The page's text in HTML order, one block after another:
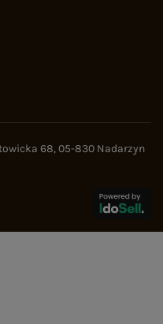
68,05-830 Nadarzyn